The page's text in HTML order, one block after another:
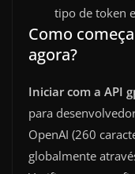
tipo de token
Como
agora?
Iniciar com a API
para
OpenAI (260
globalmente